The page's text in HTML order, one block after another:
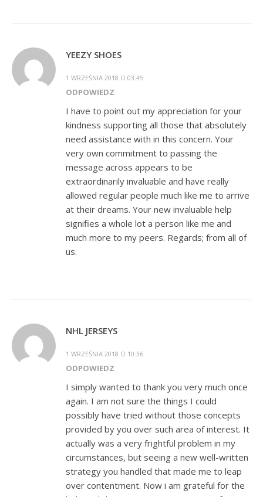
YEEZY SHOES
1 WRZEŚNIA 2018 O 03:45
ODPOWIEDZ
I have to point out my appreciation for your
kindness supporting all those that absolutely
need assistance with in this concern. Your
very own commitment to passing the
message across appears to be
extraordinarily invaluable and have really
allowed regular people much like me to arrive
at their dreams. Your new invaluable help
signifies a whole lot a person like me and
much more to my peers. Regards; from all of
us.
NHL JERSEYS
1 WRZEŚNIA 2018 O 10:36
ODPOWIEDZ
I simply wanted to thank you very much once
again. I am not sure the things I could
possibly have tried without those concepts
provided by you over such area of interest. It
actually was a very frightful problem in my
circumstances, but seeing a new well-written
strategy you handled that made me to leap
over contentment. Now i am grateful for the